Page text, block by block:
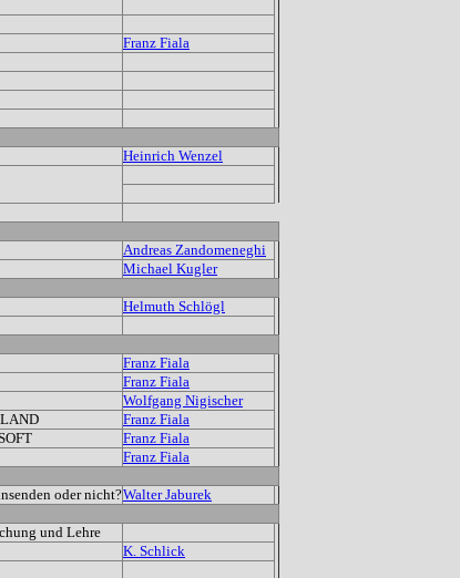
Franz Fiala
Heinrich Wenzel
Andreas Zandomeneghi
Michael Kugler
Helmuth Schlögl
Franz Fiala
Franz Fiala
Wolfgang Nigischer
Franz Fiala
Franz Fiala
Franz Fiala
oder nicht?Walter Jaburek
und Lehre
K. Schlick